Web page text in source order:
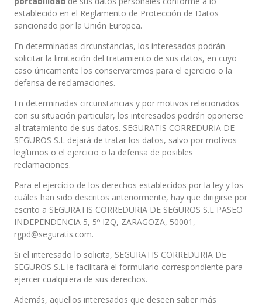
establecido en el Reglamento de Protección de Datos
sancionado por la Unión Europea.
En determinadas circunstancias, los interesados podrán
solicitar la limitación del tratamiento de sus datos, en cuyo
caso únicamente los conservaremos para el ejercicio o la
defensa de reclamaciones.
En determinadas circunstancias y por motivos relacionados
con su situación particular, los interesados podrán oponerse
al tratamiento de sus datos. SEGURATIS CORREDURIA DE
SEGUROS S.L dejará de tratar los datos, salvo por motivos
legítimos o el ejercicio o la defensa de posibles
reclamaciones.
Para el ejercicio de los derechos establecidos por la ley y los
cuáles han sido descritos anteriormente, hay que dirigirse por
escrito a SEGURATIS CORREDURIA DE SEGUROS S.L PASEO
INDEPENDENCIA 5, 5º IZQ, ZARAGOZA, 50001,
rgpd@seguratis.com.
Si el interesado lo solicita, SEGURATIS CORREDURIA DE
SEGUROS S.L le facilitará el formulario correspondiente para
ejercer cualquiera de sus derechos.
Además, aquellos interesados que deseen saber más